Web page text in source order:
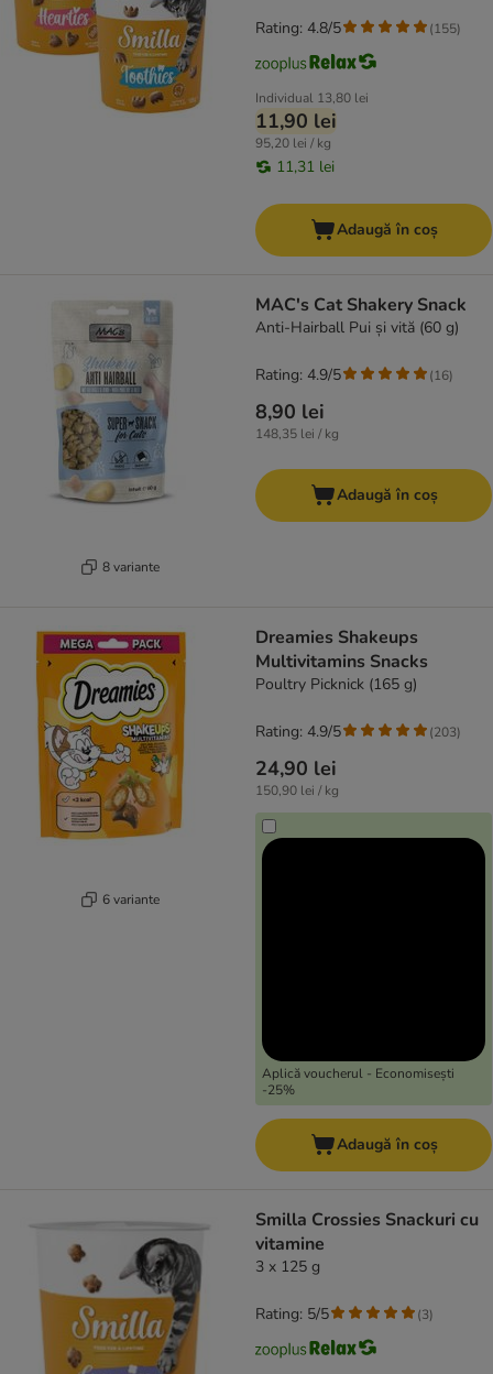
Individual 13,80 lei
11,90 lei
95,20 lei / kg
11,31 lei
Rating: 4.8/5 (155)
Adaugă în coș
8 variante
MAC's Cat Shakery Snack
Anti-Hairball Pui și vită (60 g)
8,90 lei
148,35 lei / kg
Rating: 4.9/5 (16)
Adaugă în coș
6 variante
Dreamies Shakeups
Multivitamins Snacks
Poultry Picknick (165 g)
24,90 lei
150,90 lei / kg
Aplică voucherul - Economisești
-25%
Rating: 4.9/5 (203)
Adaugă în coș
Smilla Crossies Snackuri cu
vitamine
3 x 125 g
Rating: 5/5 (3)